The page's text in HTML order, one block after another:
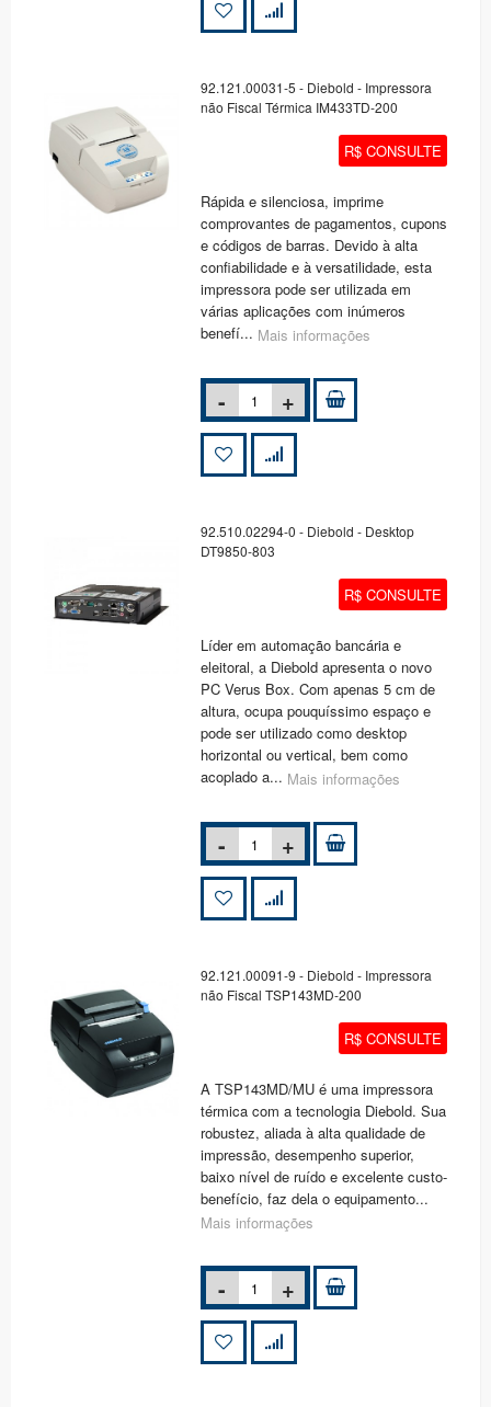
92.121.00031-5 - Diebold - Impressora
não Fiscal Térmica IM433TD-200
R$ CONSULTE
Rápida e silenciosa, imprime
comprovantes de pagamentos, cupons
e códigos de barras. Devido à alta
confiabilidade e à versatilidade, esta
impressora pode ser utilizada em
várias aplicações com inúmeros
benefí... Mais informações
92.510.02294-0 - Diebold - Desktop
DT9850-803
R$ CONSULTE
Líder em automação bancária e
eleitoral, a Diebold apresenta o novo
PC Verus Box. Com apenas 5 cm de
altura, ocupa pouquíssimo espaço e
pode ser utilizado como desktop
horizontal ou vertical, bem como
acoplado a... Mais informações
92.121.00091-9 - Diebold - Impressora
não Fiscal TSP143MD-200
R$ CONSULTE
A TSP143MD/MU é uma impressora
térmica com a tecnologia Diebold. Sua
robustez, aliada à alta qualidade de
impressão, desempenho superior,
baixo nível de ruído e excelente custo-
benefício, faz dela o equipamento...
Mais informações